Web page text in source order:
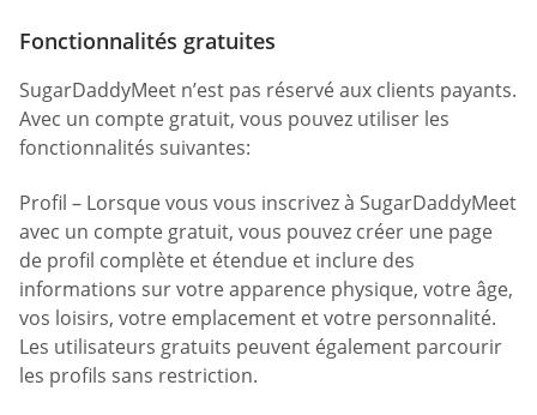
Fonctionnalités gratuites
SugarDaddyMeet n’est pas réservé aux clients payants.
Avec un compte gratuit, vous pouvez utiliser les
fonctionnalités suivantes:
Profil – Lorsque vous vous inscrivez à SugarDaddyMeet
avec un compte gratuit, vous pouvez créer une page
de profil complète et étendue et inclure des
informations sur votre apparence physique, votre âge,
vos loisirs, votre emplacement et votre personnalité.
Les utilisateurs gratuits peuvent également parcourir
les profils sans restriction.